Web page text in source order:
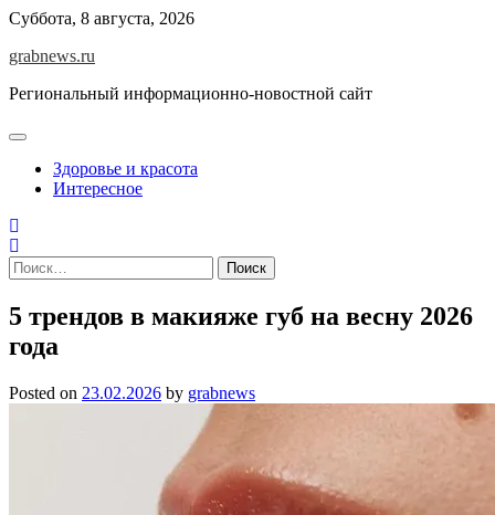
Skip
content
Суббота, 8 августа, 2026
grabnews.ru
Региональный информационно-новостной сайт
Здоровье и красота
Интересное
Найти:
5 трендов в макияже губ на весну 2026
года
Posted on 23.02.2026 by grabnews